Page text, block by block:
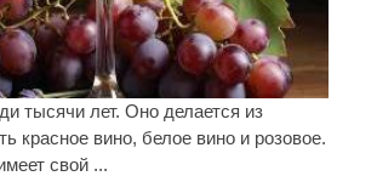
тысячи лет. Оно делается из
красное вино, белое вино и розовое.
свой ...